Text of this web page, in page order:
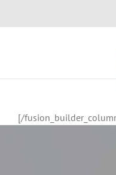
[/